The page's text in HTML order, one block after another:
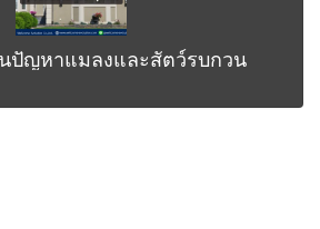
ปัญหาแมลงและสัตว์รบกวน